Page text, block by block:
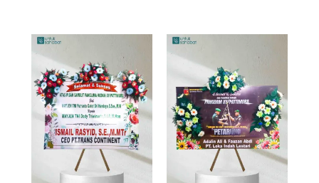
was:
Rp1.775.000.
price
is:
Rp1.749.000.